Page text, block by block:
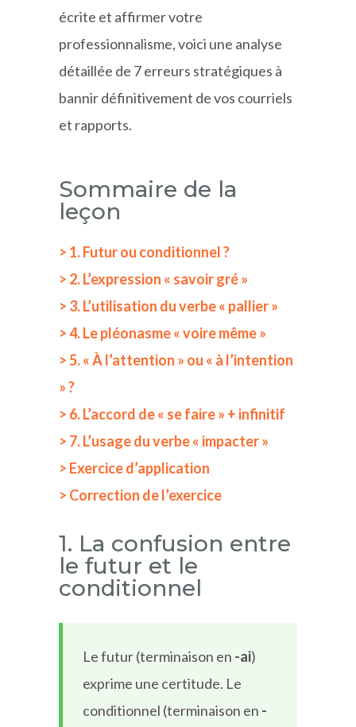
écrite et affirmer votre
professionnalisme, voici une analyse
détaillée de 7 erreurs stratégiques à
bannir définitivement de vos courriels
et rapports.
Sommaire de la
leçon
> 1. Futur ou conditionnel ?
> 2. L’expression « savoir gré »
> 3. L’utilisation du verbe « pallier »
> 4. Le pléonasme « voire même »
> 5. « À l’attention » ou « à l’intention
» ?
> 6. L’accord de « se faire » + infinitif
> 7. L’usage du verbe « impacter »
> Exercice d’application
> Correction de l’exercice
1. La confusion entre
le futur et le
conditionnel
Le futur (terminaison en -ai)
exprime une certitude. Le
conditionnel (terminaison en -